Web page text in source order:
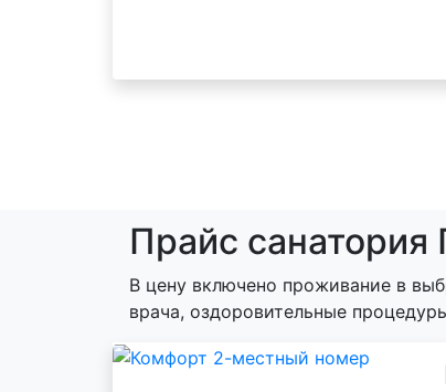
Прайс санатория
В цену включено проживание в
врача, оздоровительные